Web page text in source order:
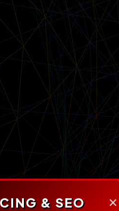
×
& SEO